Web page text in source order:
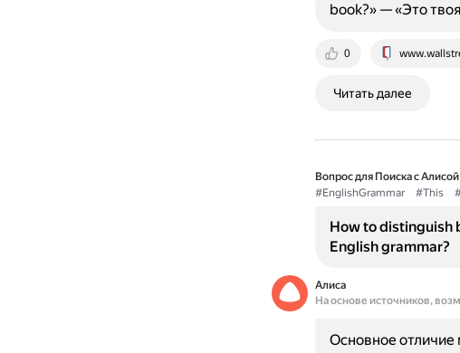
0
book?» — «Это
Читать далее
Вопрос для Поиска с Алисой
#EnglishGrammar
#This
How to distinguish
English grammar?
Алиса
На основе источников,
Основное отличие